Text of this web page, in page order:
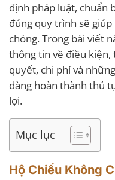
định pháp luật, chuẩn
đúng quy trình sẽ
chóng. Trong bài viết
thông tin về điều kiện,
quyết, chi phí và
dàng hoàn thành thủ
lợi.
Mục lục
Hộ Chiếu Không